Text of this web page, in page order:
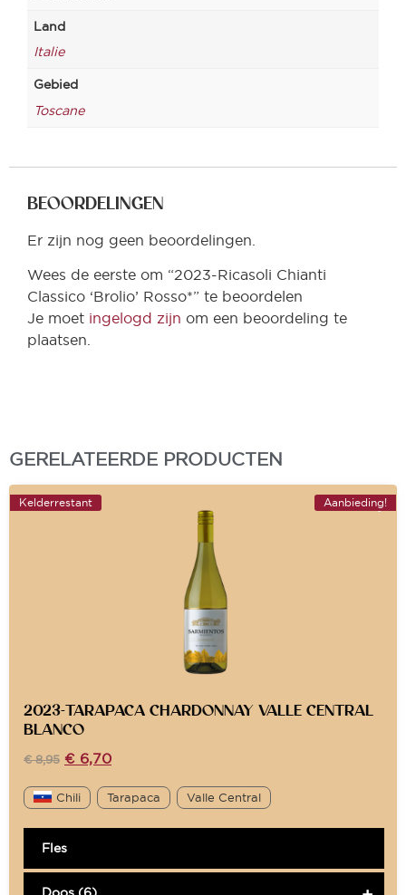
Land
Italie
Gebied
Toscane
BEOORDELINGEN
Er zijn nog geen beoordelingen.
Wees de eerste om “2023-Ricasoli Chianti
Classico ‘Brolio’ Rosso*” te beoordelen
Je moet ingelogd zijn om een beoordeling te
plaatsen.
GERELATEERDE PRODUCTEN
Aanbieding!
Kelderrestant
2023-TARAPACA CHARDONNAY VALLE CENTRAL
BLANCO
€8,95 € 6,70
Chili Tarapaca Valle Central
Fles